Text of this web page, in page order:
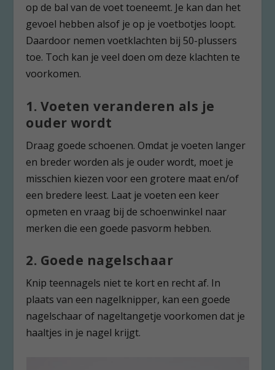
op de bal van de voet toeneemt. Je kan dan het
gevoel hebben alsof je op je voetbotjes loopt.
Daardoor nemen voetklachten bij 50-plussers
toe. Toch kan je veel doen om deze klachten te
voorkomen.
1. Voeten veranderen als je
ouder wordt
Draag goede schoenen. Omdat je voeten langer
en breder worden als je ouder wordt, moet je
misschien kiezen voor een grotere maat en/of
een bredere leest. Laat je voeten een keer
opmeten en vraag bij de schoenwinkel naar
merken die een goede pasvorm hebben.
2. Goede nagelschaar
Knip teennagels niet te kort en recht af. In
plaats van een nagelknipper, kan een goede
nagelschaar of nageltangetje voorkomen dat je
haaltjes in je nagel krijgt.